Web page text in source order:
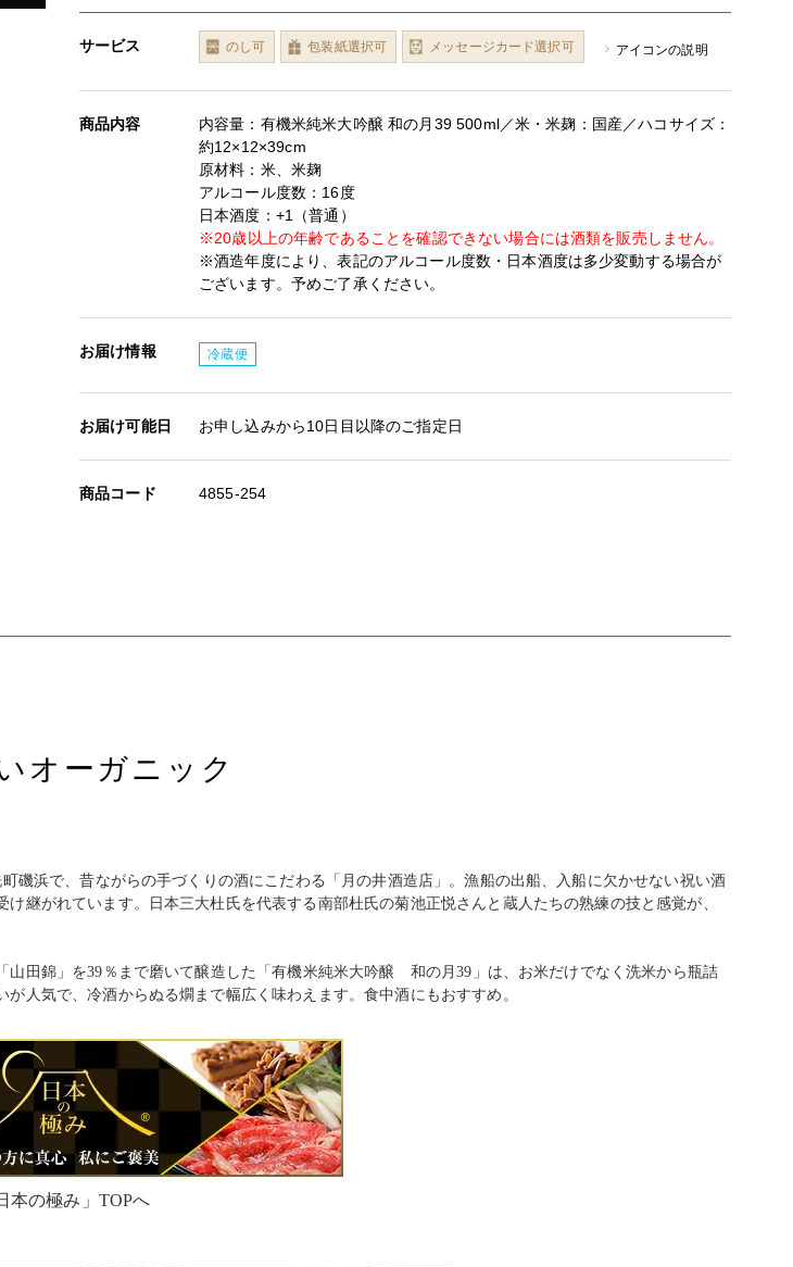
サービス のし可 包装紙選択可 メッセージカード選択可 アイコンの説明
商品内容
内容量：有機米純米大吟醸 和の月39 500ml／米・米麹：国産／ハコサイズ：
約12×12×39cm
原材料：米、米麹
アルコール度数：16度
日本酒度：+1（普通）
※20歳以上の年齢であることを確認できない場合には酒類を販売しません。
※酒造年度により、表記のアルコール度数・日本酒度は多少変動する場合が
ございます。予めご了承ください。
お届け情報 冷蔵便
お届け可能日 お申し込みから10日目以降のご指定日
商品コード 4855-254
オーガニック
磯浜で、昔ながらの手づくりの酒にこだわる「月の井酒造店」。漁船の出船、入船に欠かせない祝い酒
継がれています。日本三大杜氏を代表する南部杜氏の菊池正悦さんと蔵人たちの熟練の技と感覚が、
田錦」を39％まで磨いて醸造した「有機米純米大吟醸 和の月39」は、お米だけでなく洗米から瓶詰
人気で、冷酒からぬる燗まで幅広く味わえます。食中酒にもおすすめ。
本の極み」TOPへ